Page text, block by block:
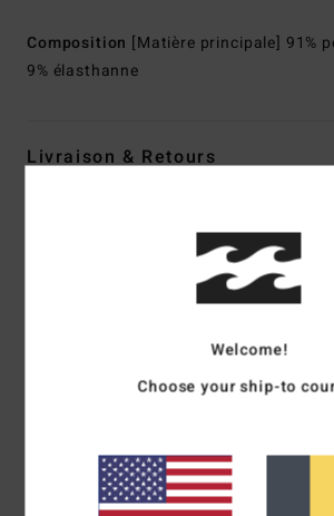
Composition [Matière principale] 91%
9% élasthanne
Livraison & Retours
4.0/5
basé sur1 avis vérifiés depuis
0% de nos clients recommandent
Welcome!
Choose your ship-to